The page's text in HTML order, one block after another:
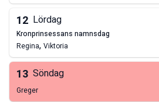
12 Lördag
kronprinsessans namnsdag
Regina, Viktoria
13 Söndag
Greger